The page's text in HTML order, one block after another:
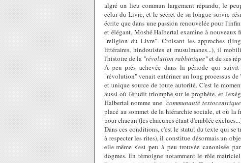
algré un lieu commun largement répandu, le
celui du Livre, et le secret de sa longue survie
écrite que dans une passion renouvelée pour
et élégant, Moshé Halbertal examine à nouveaux
"religion du Livre". Croisant les approches
littéraires, hindouistes et musulmanes...), il
l'histoire de la "révolution rabbinique"et de ses
A peu près achevée dans la période qui
"révolution" venait entériner un long processus
et unique source de toute autorité. C'est le
aussi où l'érudit triomphe sur le prophète, et
Halbertal nomme une "communauté
placé au sommet de la hiérarchie sociale, et où la
pour chacun (les chacunes étant d'emblée
Dans ces conditions, c'est le statut du texte qui
à respecter les rites), il constitue désormais un
elle-même s'est peu à peu trouvée canonisée
dogmes. En témoigne notamment le rôle